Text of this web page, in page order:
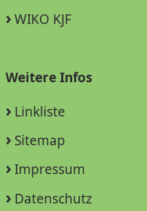
WIKO KJF
Weitere Infos
Linkliste
Sitemap
Impressum
Datenschutz